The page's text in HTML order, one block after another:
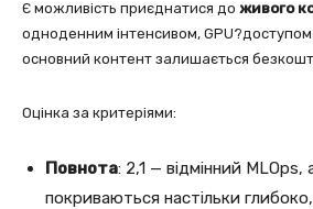
Є можливість приєднатися до живого
одноденним інтенсивом, GPU?доступом
основний контент залишається
Оцінка за критеріями:
Повнота: 2,1 — відмінний
покриваються настільки